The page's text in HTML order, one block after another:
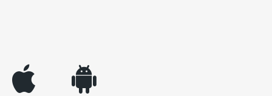
appleinc android